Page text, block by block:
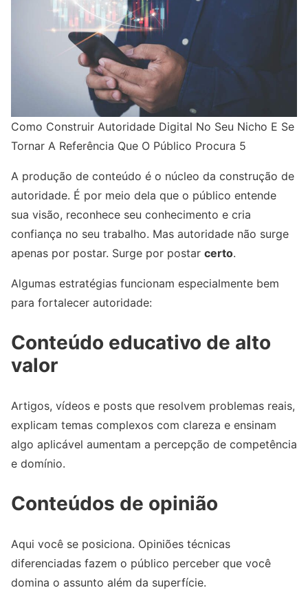
Como Construir Autoridade Digital No Seu Nicho E Se
Tornar A Referência Que O Público Procura 5
A produção de conteúdo é o núcleo da construção de
autoridade. É por meio dela que o público entende
sua visão, reconhece seu conhecimento e cria
confiança no seu trabalho. Mas autoridade não surge
apenas por postar. Surge por postar certo.
Algumas estratégias funcionam especialmente bem
para fortalecer autoridade:
Conteúdo educativo de alto
valor
Artigos, vídeos e posts que resolvem problemas reais,
explicam temas complexos com clareza e ensinam
algo aplicável aumentam a percepção de competência
e domínio.
Conteúdos de opinião
Aqui você se posiciona. Opiniões técnicas
diferenciadas fazem o público perceber que você
domina o assunto além da superfície.